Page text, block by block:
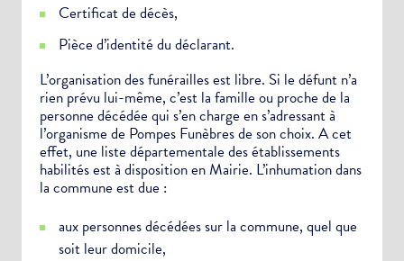
Certificat de décès,
Pièce d’identité du déclarant.
L’organisation des funérailles est libre. Si le défunt n’a
rien prévu lui-même, c’est la famille ou proche de la
personne décédée qui s’en charge en s’adressant à
l’organisme de Pompes Funèbres de son choix. A cet
effet, une liste départementale des établissements
habilités est à disposition en Mairie. L’inhumation dans
la commune est due :
aux personnes décédées sur la commune, quel que
soit leur domicile,
Choisissez votre abonnement :
Alertes Mail
Newsletter Culture
Newsletter Sport et Vie associative